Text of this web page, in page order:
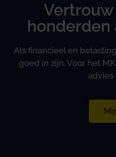
honderden
Als financieel en
goed in zijn. Voor het
advies